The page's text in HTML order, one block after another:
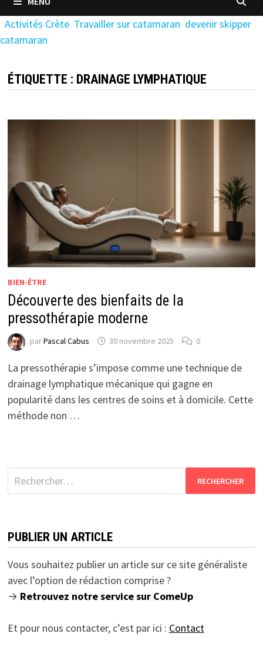
Activités Crète Travailler sur catamaran devenir skipper
catamaran
ÉTIQUETTE : DRAINAGE LYMPHATIQUE
BIEN-ÊTRE
Découverte des bienfaits de la
pressothérapie moderne
parPascal Cabus 30 novembre 2025 0
La pressothérapie s’impose comme une technique de
drainage lymphatique mécanique qui gagne en
popularité dans les centres de soins et à domicile. Cette
méthode non …
Rechercher :
PUBLIER UN ARTICLE
Vous souhaitez publier un article sur ce site généraliste
avec l’option de rédaction comprise ?
→ Retrouvez notre service sur ComeUp
Et pour nous contacter, c’est par ici : Contact